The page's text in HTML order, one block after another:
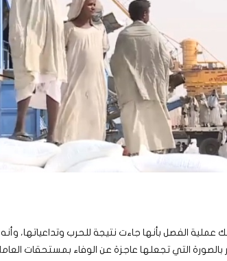
عملية الفصل بأنها جاءت نتيجة للحرب
بالصورة التي تجعلها عاجزة عن الوفاء بمستحقات